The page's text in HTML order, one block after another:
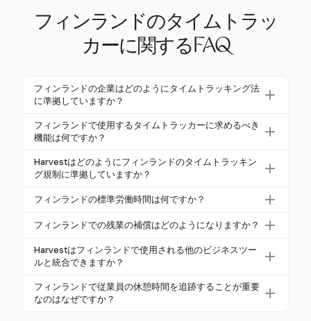
フィンランドのタイムトラッ
カーに関するFAQ
フィンランドの企業はどのようにタイムトラッキング法
に準拠していますか？
フィンランドの企業は、フィンランドの労働時間法
に基づき、労働時間、休憩、残業を正確に記録する
しています。Harvestは、このデータをキャプチャす
るための信頼できるプラットフォームを提供し、法
的要件を満たすことを保証します。
フィンランドで使用するタイムトラッカーに求めるべき
機能は何ですか？
フィンランドでタイムトラッカーを選択する際は、
ワンクリックタイマー、手動時間入力、詳細なレ
れらの機能を提供しており、包括的な時間管理に最
適な選択肢です。
Harvestはどのようにフィンランドのタイムトラッキン
グ規制に準拠していますか？
Harvestは、詳細な時間ログ、残業追跡、給与システ
を提供することでコンプライアンスを確保していま
を維持し、法的義務を果たすことができます。
フィンランドの標準労働時間は何ですか？
フィンランドでは、標準労働時間は通常、1日8時
これを1日7.5時間、週37.5時間に短縮しています。H
arvestは、標準時間と短縮時間の両方を効果的に追跡
できます。
フィンランドでの残業の補償はどのようになりますか？
フィンランドでは、残業は最初の2時間が通常の料金
の150％、それ以降は200％で補償されます。Harves
補償されるようにします。
Harvestはフィンランドで使用される他のビジネスツー
ルと統合できますか？
はい、HarvestはAsana、Trello、QuickBooksなどのさ
まざまなビジネスツールとシームレスに統合され、
フィンランドで従業員の休憩時間を追跡することが重要
なのはなぜですか？